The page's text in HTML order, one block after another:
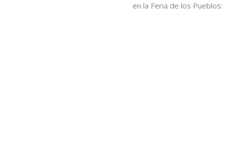
en la Feria de los